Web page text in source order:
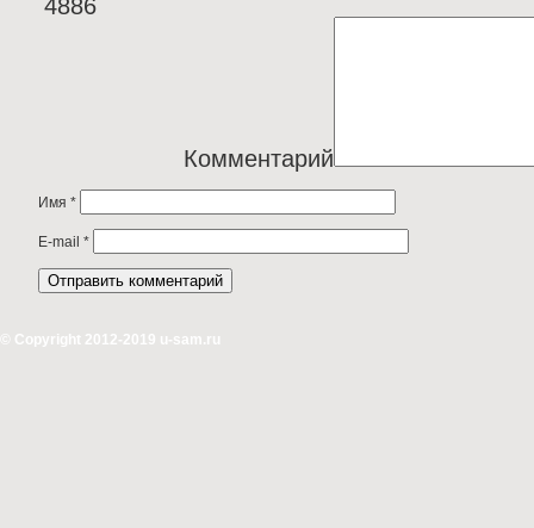
Комментарий
Имя *
E-mail *
© Copyright 2012-2019 u-sam.ru